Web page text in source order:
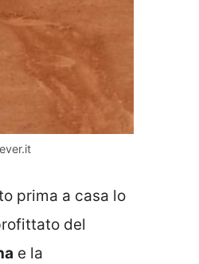
prima a casa lo
del
e la